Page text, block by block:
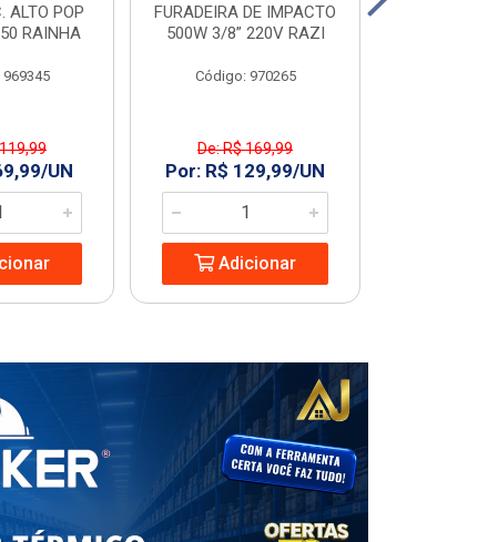
ALTO POP
RAINHA
UN
FURADEIRA DE IMPACTO
500W 3/8” 220V RAZI
Código: 970265
De: R$ 169,99
Por: R$ 129,99/UN
Adicionar